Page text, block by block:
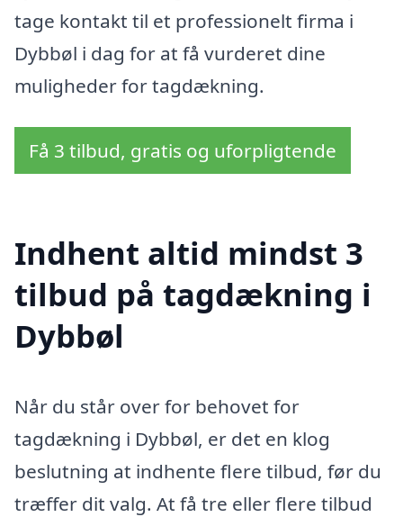
tage kontakt til et professionelt firma i
Dybbøl i dag for at få vurderet dine
muligheder for tagdækning.
Få 3 tilbud, gratis og uforpligtende
Indhent altid mindst 3
tilbud på tagdækning i
Dybbøl
Når du står over for behovet for
tagdækning i Dybbøl, er det en klog
beslutning at indhente flere tilbud, før du
træffer dit valg. At få tre eller flere tilbud